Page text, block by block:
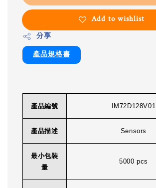
Add to wishlist
分享
產品規格書
產品編號 IM72D128V01
產品描述 Sensors
最小包裝
量
5000 pcs